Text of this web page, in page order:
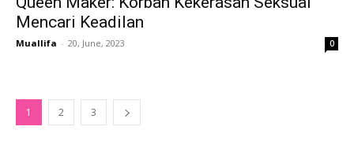
Mencari Keadilan
Muallifa - 20, June, 2023 0
1 2 3